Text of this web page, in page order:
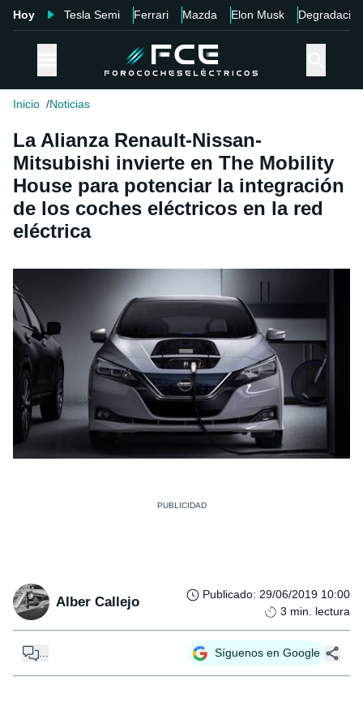
Hoy Tesla Semi Ferrari Mazda Elon Musk Degradación
Inicio Noticias
La Alianza Renault-Nissan-
Mitsubishi invierte en The Mobility
House para potenciar la integración
de los coches eléctricos en la red
eléctrica
Alber Callejo Publicado: 29/06/2019 10:00
3 min. lectura
... Síguenos en Google